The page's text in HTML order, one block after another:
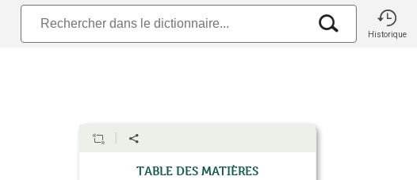
Historique
Table des matières